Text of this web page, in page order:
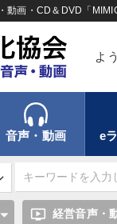
画・CD＆DVD「
よ
音声・動画 e
ondemand_video 経営音声・